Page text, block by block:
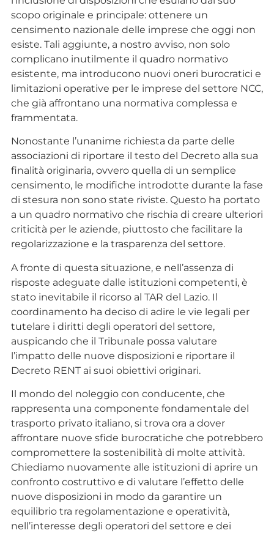
scopo originale e principale: ottenere un
censimento nazionale delle imprese che oggi non
esiste. Tali aggiunte, a nostro avviso, non solo
complicano inutilmente il quadro normativo
esistente, ma introducono nuovi oneri burocratici e
limitazioni operative per le imprese del settore NCC,
che già affrontano una normativa complessa e
frammentata.
Nonostante l’unanime richiesta da parte delle
associazioni di riportare il testo del Decreto alla sua
finalità originaria, ovvero quella di un semplice
censimento, le modifiche introdotte durante la fase
di stesura non sono state riviste. Questo ha portato
a un quadro normativo che rischia di creare ulteriori
criticità per le aziende, piuttosto che facilitare la
regolarizzazione e la trasparenza del settore.
A fronte di questa situazione, e nell’assenza di
risposte adeguate dalle istituzioni competenti, è
stato inevitabile il ricorso al TAR del Lazio. Il
coordinamento ha deciso di adire le vie legali per
tutelare i diritti degli operatori del settore,
auspicando che il Tribunale possa valutare
l’impatto delle nuove disposizioni e riportare il
Decreto RENT ai suoi obiettivi originari.
Il mondo del noleggio con conducente, che
rappresenta una componente fondamentale del
trasporto privato italiano, si trova ora a dover
affrontare nuove sfide burocratiche che potrebbero
compromettere la sostenibilità di molte attività.
Chiediamo nuovamente alle istituzioni di aprire un
confronto costruttivo e di valutare l’effetto delle
nuove disposizioni in modo da garantire un
equilibrio tra regolamentazione e operatività,
nell’interesse degli operatori del settore e dei